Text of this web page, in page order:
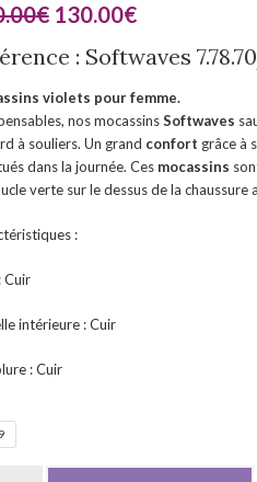
€ 130.00€
: Softwaves
violets pour femme.
nos mocassinsSoftwaves
à souliers. Un grand confort grâce à
dans la journée. Ces mocassins
verte sur le dessus de la
:
Cuir
intérieure : Cuir
: Cuir